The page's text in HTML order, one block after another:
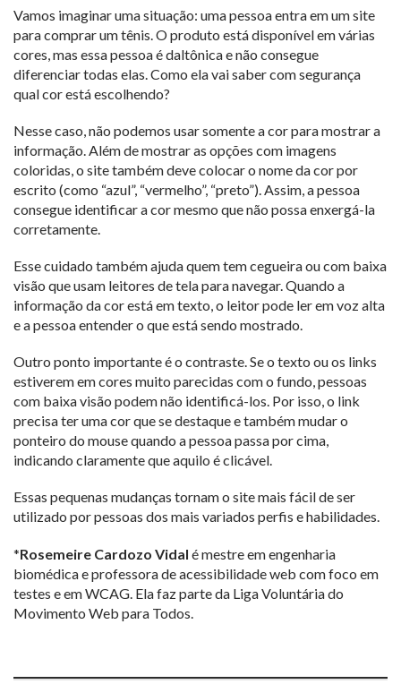
Vamos imaginar uma situação: uma pessoa entra em um site
para comprar um tênis. O produto está disponível em várias
cores, mas essa pessoa é daltônica e não consegue
diferenciar todas elas. Como ela vai saber com segurança
qual cor está escolhendo?
Nesse caso, não podemos usar somente a cor para mostrar a
informação. Além de mostrar as opções com imagens
coloridas, o site também deve colocar o nome da cor por
escrito (como “azul”, “vermelho”, “preto”). Assim, a pessoa
consegue identificar a cor mesmo que não possa enxergá-la
corretamente.
Esse cuidado também ajuda quem tem cegueira ou com baixa
visão que usam leitores de tela para navegar. Quando a
informação da cor está em texto, o leitor pode ler em voz alta
e a pessoa entender o que está sendo mostrado.
Outro ponto importante é o contraste. Se o texto ou os links
estiverem em cores muito parecidas com o fundo, pessoas
com baixa visão podem não identificá-los. Por isso, o link
precisa ter uma cor que se destaque e também mudar o
ponteiro do mouse quando a pessoa passa por cima,
indicando claramente que aquilo é clicável.
Essas pequenas mudanças tornam o site mais fácil de ser
utilizado por pessoas dos mais variados perfis e habilidades.
*Rosemeire Cardozo Vidal é mestre em engenharia
biomédica e professora de acessibilidade web com foco em
testes e em WCAG. Ela faz parte da Liga Voluntária do
Movimento Web para Todos.